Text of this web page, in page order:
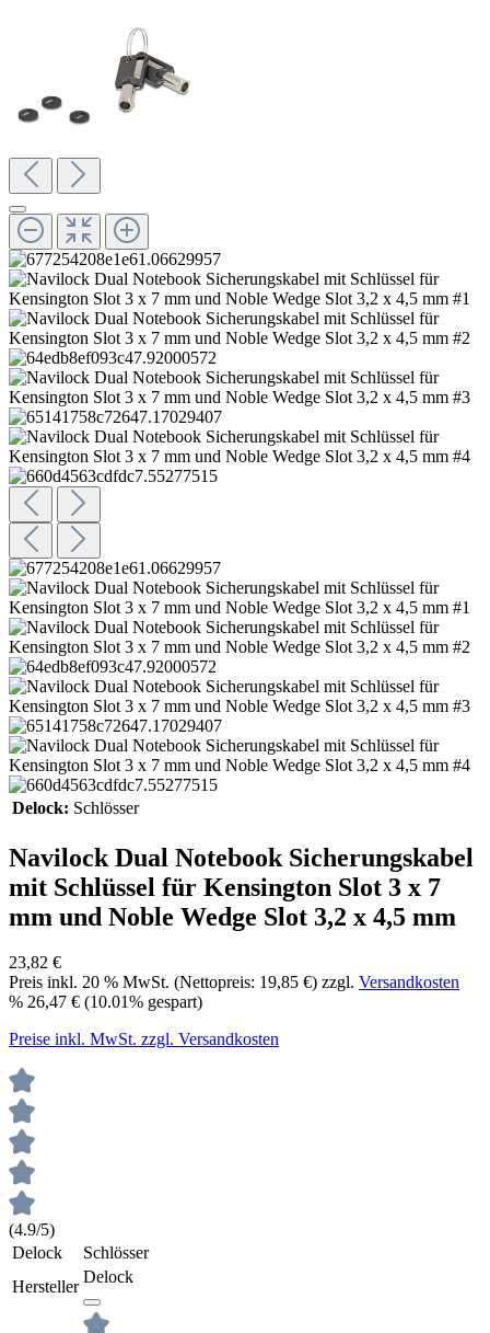
Delock: Schlösser
Navilock Dual Notebook Sicherungskabel
mit Schlüssel für Kensington Slot 3 x 7
mm und Noble Wedge Slot 3,2 x 4,5 mm
23,82 €
Preis inkl. 20 % MwSt. (Nettopreis: 19,85 €) zzgl. Versandkosten
% 26,47 € (10.01% gespart)
Preise inkl. MwSt. zzgl. Versandkosten
(4.9/5)
Delock
Schlösser
Hersteller
Delock